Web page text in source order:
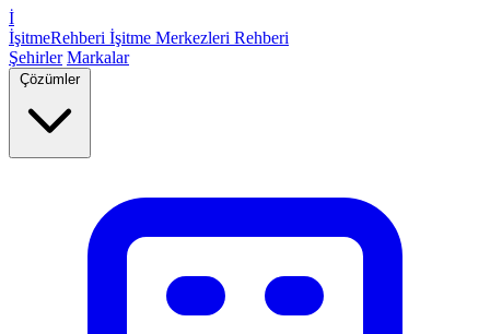
İ
İşitmeRehberi İşitme Merkezleri Rehberi
Şehirler Markalar
Çözümler